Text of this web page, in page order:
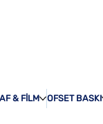
& FİLM OFSET BASKI